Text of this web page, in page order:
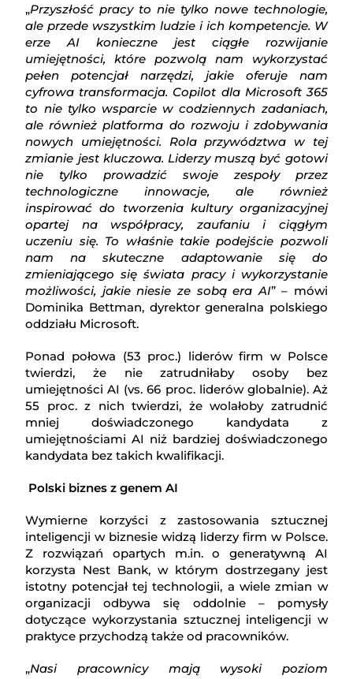
„Przyszłość pracy to nie tylko nowe technologie,
ale przede wszystkim ludzie i ich kompetencje. W
erze AI konieczne jest ciągłe rozwijanie
umiejętności, które pozwolą nam wykorzystać
pełen potencjał narzędzi, jakie oferuje nam
cyfrowa transformacja. Copilot dla Microsoft 365
to nie tylko wsparcie w codziennych zadaniach,
ale również platforma do rozwoju i zdobywania
nowych umiejętności. Rola przywództwa w tej
zmianie jest kluczowa. Liderzy muszą być gotowi
nie tylko prowadzić swoje zespoły przez
technologiczne innowacje, ale również
inspirować do tworzenia kultury organizacyjnej
opartej na współpracy, zaufaniu i ciągłym
uczeniu się. To właśnie takie podejście pozwoli
nam na skuteczne adaptowanie się do
zmieniającego się świata pracy i wykorzystanie
możliwości, jakie niesie ze sobą era AI” – mówi
Dominika Bettman, dyrektor generalna polskiego
oddziału Microsoft.
Ponad połowa (53 proc.) liderów firm w Polsce
twierdzi, że nie zatrudniłaby osoby bez
umiejętności AI (vs. 66 proc. liderów globalnie). Aż
55 proc. z nich twierdzi, że wolałoby zatrudnić
mniej doświadczonego kandydata z
umiejętnościami AI niż bardziej doświadczonego
kandydata bez takich kwalifikacji.
Polski biznes z genem AI
Wymierne korzyści z zastosowania sztucznej
inteligencji w biznesie widzą liderzy firm w Polsce.
Z rozwiązań opartych m.in. o generatywną AI
korzysta Nest Bank, w którym dostrzegany jest
istotny potencjał tej technologii, a wiele zmian w
organizacji odbywa się oddolnie – pomysły
dotyczące wykorzystania sztucznej inteligencji w
praktyce przychodzą także od pracowników.
„Nasi pracownicy mają wysoki poziom